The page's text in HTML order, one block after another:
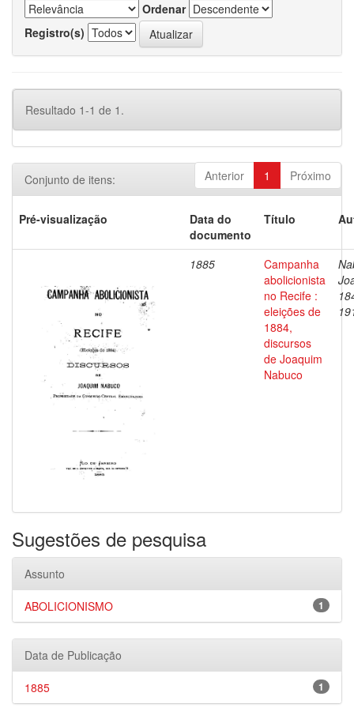
Ordenar
Registro(s)
Resultado 1-1 de 1.
Anterior 1 Próximo
Conjunto de itens:
Pré-visualização
Data do
documento
Título
1885
Campanha
abolicionista
no Recife :
eleições de
1884,
discursos
de Joaquim
Nabuco
Sugestões de pesquisa
Assunto
1
ABOLICIONISMO
Data de Publicação
1
1885